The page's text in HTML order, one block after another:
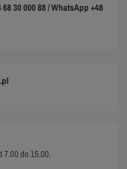
30 000 88 / WhatsApp +48
7.00 do 15.00.